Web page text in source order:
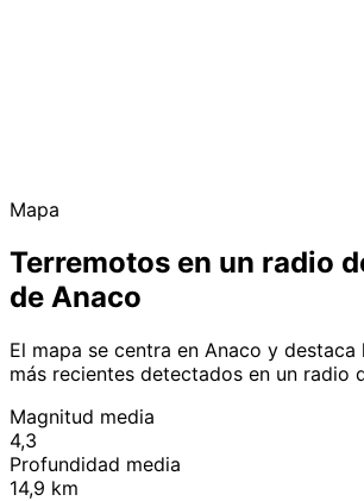
Mapa
Terremotos en un radio
de Anaco
El mapa se centra en Anaco y
más recientes detectados en un radio
Magnitud media
4,3
Profundidad media
14,9 km